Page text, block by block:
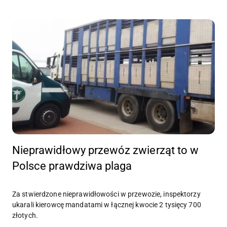
Nieprawidłowy przewóz zwierząt to w
Polsce prawdziwa plaga
Za stwierdzone nieprawidłowości w przewozie, inspektorzy
ukarali kierowcę mandatami w łącznej kwocie 2 tysięcy 700
złotych.